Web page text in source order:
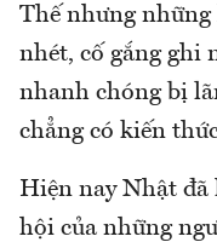
Thế nhưng
nhét, cố gắng ghi
nhanh chóng bị
chẳng có kiến
Hiện nay Nhật đã
hội của những